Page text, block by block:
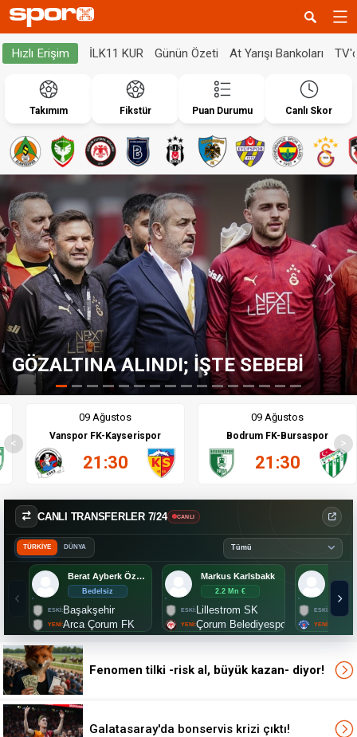
Hızlı Erişim İLK11 KUR Günün Özeti At Yarışı Bankoları
Takımım Fikstür Puan Durumu Canlı Skor
SEBEBİ GALATASARAY İÇİN
Geri İleri
<
09 Ağustos
Vanspor FK-Kayserispor
21:30
09 Ağustos
Bodrum FK-Bursaspor
21:30
>
CANLI TRANSFERLER 7/24 CANLI
TÜRKİYE DÜNYA
Berat Ayberk Özdemir
Bedelsiz
Başakşehir
Arca Çorum FK
Markus Karlsbakk
2.2 Mn €
Lillestrom SK
Çorum Belediyespor
Fenomen tilki -risk al, büyük kazan- diyor!
Galatasaray'da bonservis krizi çıktı!